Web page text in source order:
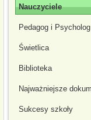
Nauczyciele
Pedagog i Psycholog
Świetlica
Biblioteka
Najważniejsze
Sukcesy szkoły